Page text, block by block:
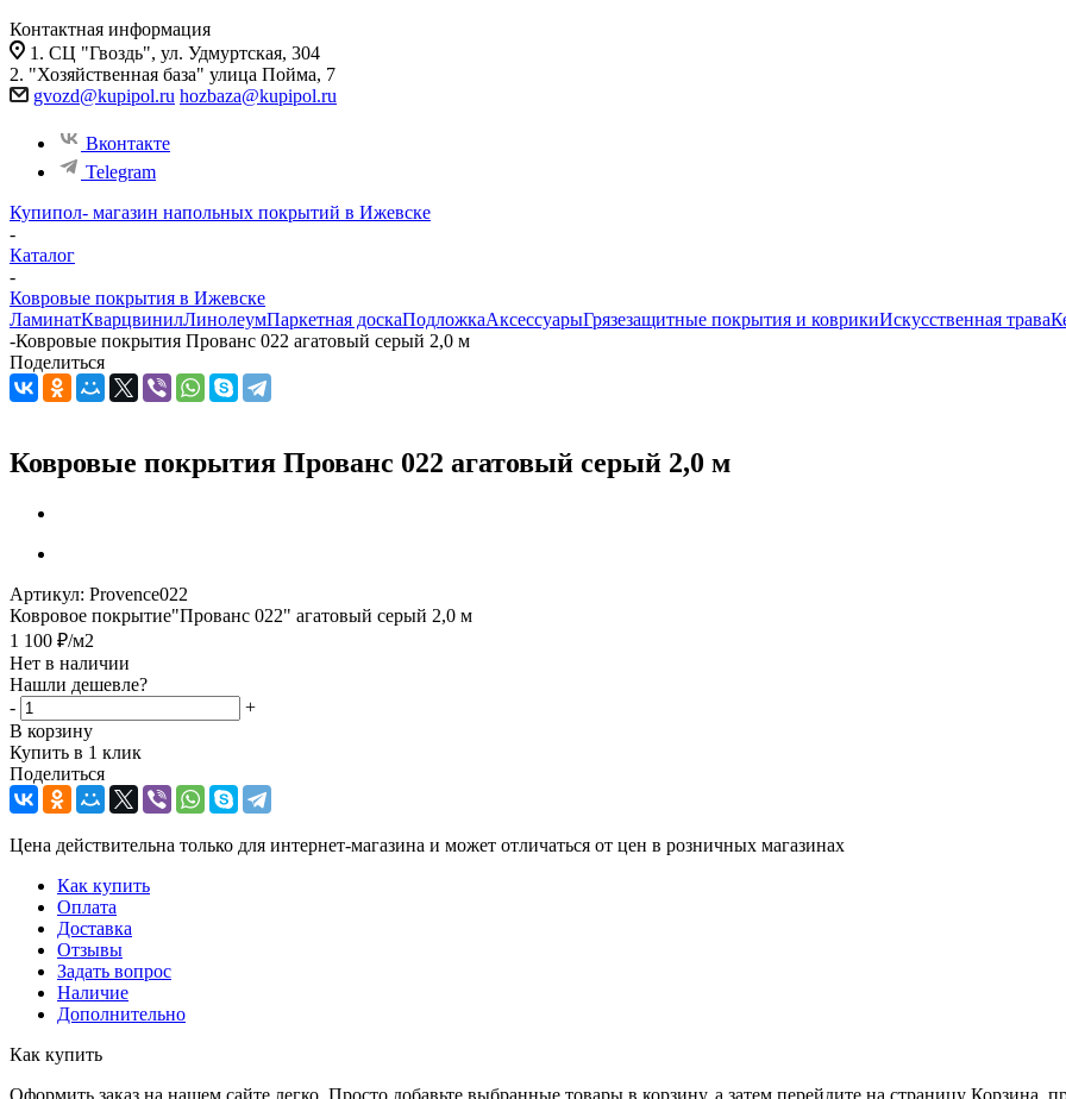
Контактная информация
1. СЦ "Гвоздь", ул. Удмуртская, 304
2. "Хозяйственная база" улица Пойма, 7
gvozd@kupipol.ru hozbaza@kupipol.ru
Вконтакте
Telegram
Купипол- магазин напольных покрытий в Ижевске
-
Каталог
-
Ковровые покрытия в Ижевске
ЛаминатКварцвинилЛинолеумПаркетная доскаПодложкаАксессуарыГрязезащитные покрытия и коврикиИскусственная трава
-Ковровые покрытия Прованс 022 агатовый серый 2,0 м
Поделиться
Ковровые покрытия Прованс 022 агатовый серый 2,0 м
Артикул: Provence022
Ковровое покрытие"Прованс 022" агатовый серый 2,0 м
1 100 ₽/м2
Нет в наличии
Нашли дешевле?
-
+
В корзину
Купить в 1 клик
Поделиться
Цена действительна только для интернет-магазина и может отличаться от цен в розничных магазинах
Как купить
Оплата
Доставка
Отзывы
Задать вопрос
Наличие
Дополнительно
Как купить
Оформить заказ на нашем сайте легко. Просто добавьте выбранные товары в корзину, а затем перейдите на страницу Корзина,